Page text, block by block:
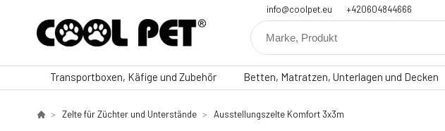
info@coolpet.eu +420604844666
Transportboxen, Käfige und Zubehör Betten, Matratzen, Unterlagen und Decken
Zelte für Züchter und Unterstände Ausstellungszelte Komfort 3x3m